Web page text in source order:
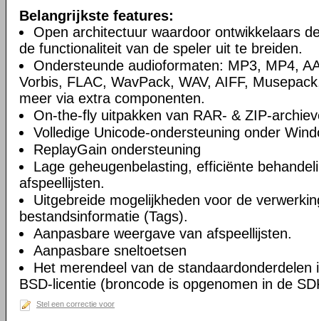
Belangrijkste features:
Open architectuur waardoor ontwikkelaars
de functionaliteit van de speler uit te breiden.
Ondersteunde audioformaten: MP3, MP4,
Vorbis, FLAC, WavPack, WAV, AIFF,
meer via extra componenten.
On-the-fly uitpakken van RAR- & ZIP-
Volledige Unicode-ondersteuning onder
ReplayGain ondersteuning
Lage geheugenbelasting, efficiënte
afspeellijsten.
Uitgebreide mogelijkheden voor de
bestandsinformatie (Tags).
Aanpasbare weergave van afspeellijsten.
Aanpasbare sneltoetsen
Het merendeel van de standaardonderdelen
BSD-licentie (broncode is opgenomen in de
Stel een correctie voor